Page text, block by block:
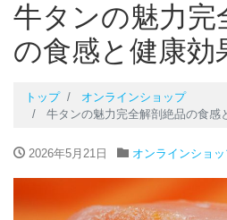
牛タンの魅力完
の食感と健康効
トップ
オンラインショップ
牛タンの魅力完全解剖絶品の食感
2026年5月21日 オンラインショッ